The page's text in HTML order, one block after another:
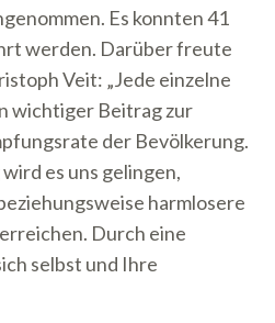
Es konnten 41
werden. Darüber freute
Veit: „Jede einzelne
wichtiger Beitrag zur
der Bevölkerung.
es uns gelingen,
harmlosere
Durch eine
selbst und Ihre